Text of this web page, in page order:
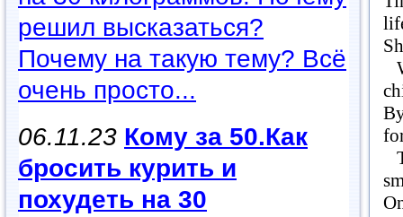
решил высказаться?
Почему на такую тему? Всё
очень просто...
06.11.23 Кому за 50.Как
бросить курить и
похудеть на 30